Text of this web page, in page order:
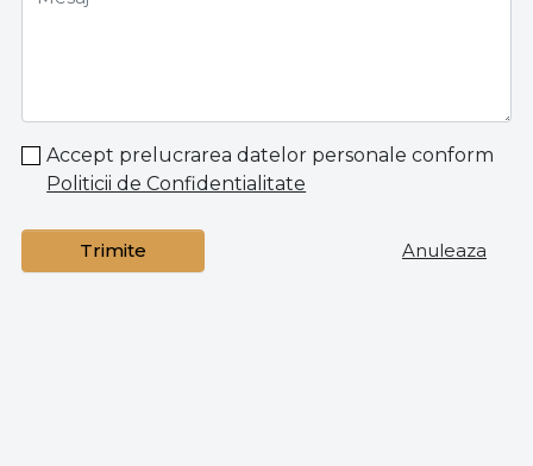
Accept prelucrarea datelor personale conform
Politicii de Confidentialitate
Trimite Anuleaza